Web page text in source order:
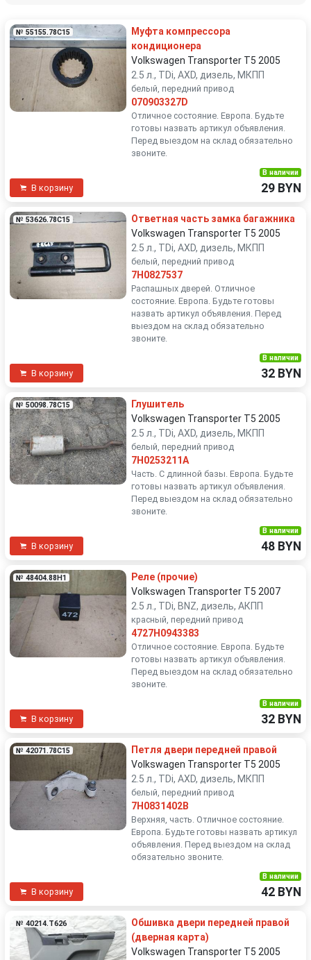
№ 55155.78C15
Муфта компрессора
кондиционера
Volkswagen Transporter T5 2005
2.5 л., TDi, AXD, дизель, МКПП
белый, передний привод
070903327D
Отличное состояние. Европа. Будьте
готовы назвать артикул объявления.
Перед выездом на склад обязательно
звоните.
В корзину
В наличии
29 BYN
№ 53626.78C15
Ответная часть замка багажника
Volkswagen Transporter T5 2005
2.5 л., TDi, AXD, дизель, МКПП
белый, передний привод
7H0827537
Распашных дверей. Отличное
состояние. Европа. Будьте готовы
назвать артикул объявления. Перед
выездом на склад обязательно
звоните.
В корзину
В наличии
32 BYN
№ 50098.78C15
Глушитель
Volkswagen Transporter T5 2005
2.5 л., TDi, AXD, дизель, МКПП
белый, передний привод
7H0253211A
Часть. С длинной базы. Европа. Будьте
готовы назвать артикул объявления.
Перед выездом на склад обязательно
звоните.
В корзину
В наличии
48 BYN
№ 48404.88H1
Реле (прочие)
Volkswagen Transporter T5 2007
2.5 л., TDi, BNZ, дизель, АКПП
красный, передний привод
4727H0943383
Отличное состояние. Европа. Будьте
готовы назвать артикул объявления.
Перед выездом на склад обязательно
звоните.
В корзину
В наличии
32 BYN
№ 42071.78C15
Петля двери передней правой
Volkswagen Transporter T5 2005
2.5 л., TDi, AXD, дизель, МКПП
белый, передний привод
7H0831402B
Верхняя, часть. Отличное состояние.
Европа. Будьте готовы назвать артикул
объявления. Перед выездом на склад
обязательно звоните.
В корзину
В наличии
42 BYN
№ 40214.T626
Обшивка двери передней правой
(дверная карта)
Volkswagen Transporter T5 2005